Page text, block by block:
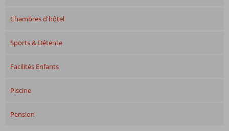
Chambres d'hôtel
Sports & Détente
Facilités Enfants
Piscine
Pension